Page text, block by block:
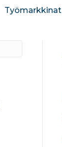
Työmarkkinat